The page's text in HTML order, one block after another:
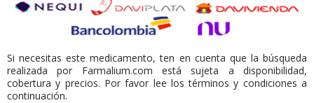
Si necesitas este medicamento, ten en cuenta que la búsqueda
realizada por Farmalium.com está sujeta a disponibilidad,
cobertura y precios. Por favor lee los términos y condiciones a
continuación.